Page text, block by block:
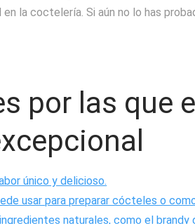
la coctelería. Si aún no lo has
por las que
único y delicioso.
usar para preparar cócteles o
naturales, como el brandy